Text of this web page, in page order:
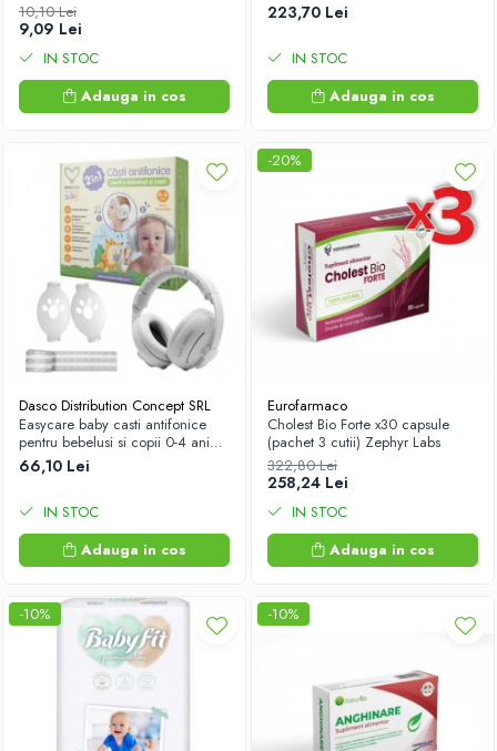
10,10 Lei
9,09 Lei
IN STOC
Adauga in cos
223,70 Lei
IN STOC
Adauga in cos
Dasco Distribution Concept SRL
Easycare baby casti antifonice
pentru bebelusi si copii 0-4 ani
(EASY00257) Zephyr Labs
66,10 Lei
IN STOC
Adauga in cos
-20%
Eurofarmaco
Cholest Bio Forte x30 capsule
(pachet 3 cutii) Zephyr Labs
322,80 Lei
258,24 Lei
IN STOC
Adauga in cos
-10% -10%